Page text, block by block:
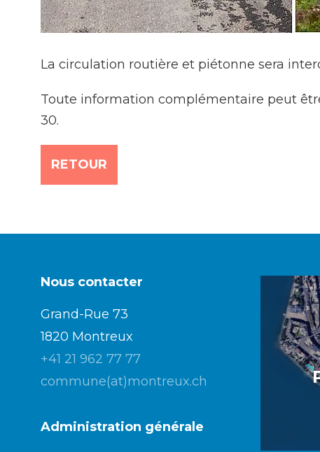
La circulation routière et piétonne sera
Toute information complémentaire peut
30.
RETOUR
Nous contacter
Grand-Rue 73
1820 Montreux
+41 21 962 77 77
commune(at)montreux.ch
Administration générale